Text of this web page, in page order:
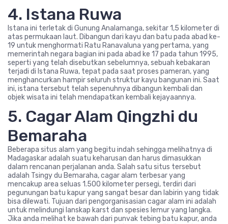
4. Istana Ruwa
Istana ini terletak di Gunung Analamanga, sekitar 1,5 kilometer di
atas permukaan laut. Dibangun dari kayu dan batu pada abad ke-
19 untuk menghormati Ratu Ranavaluna yang pertama, yang
memerintah negara bagian ini pada abad ke 17 pada tahun 1995,
seperti yang telah disebutkan sebelumnya, sebuah kebakaran
terjadi di Istana Ruwa, tepat pada saat proses pameran, yang
menghancurkan hampir seluruh struktur kayu bangunan ini. Saat
ini, istana tersebut telah sepenuhnya dibangun kembali dan
objek wisata ini telah mendapatkan kembali kejayaannya.
5. Cagar Alam Qingzhi du
Bemaraha
Beberapa situs alam yang begitu indah sehingga melihatnya di
Madagaskar adalah suatu keharusan dan harus dimasukkan
dalam rencanan perjalanan anda. Salah satu situs tersebut
adalah Tsingy du Bemaraha, cagar alam terbesar yang
mencakup area seluas 1.500 kilometer persegi, terdiri dari
pegunungan batu kapur yang sangat besar dan labirin yang tidak
bisa dilewati. Tujuan dari pengorganisasian cagar alam ini adalah
untuk melindungi lanskap karst dan spesies lemur yang langka.
Jika anda melihat ke bawah dari punvak tebing batu kapur, anda